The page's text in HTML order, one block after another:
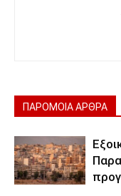
ΠΑΡΟΜΟΙΑ ΑΡΘΡΑ